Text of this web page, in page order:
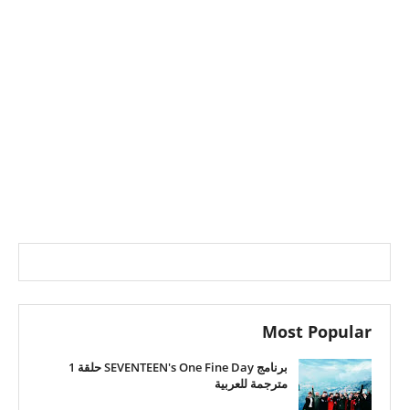
Most Popular
برنامج SEVENTEEN's One Fine Day حلقة 1
مترجمة للعربية